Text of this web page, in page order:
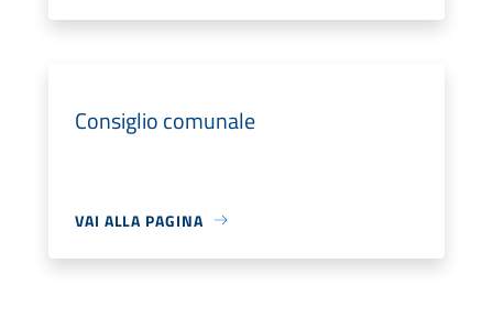
Consiglio comunale
VAI ALLA PAGINA